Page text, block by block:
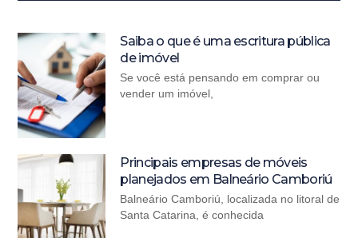
Saiba o que é uma escritura pública
de imóvel
Se você está pensando em comprar ou
vender um imóvel,
Principais empresas de móveis
planejados em Balneário Camboriú
Balneário Camboriú, localizada no litoral de
Santa Catarina, é conhecida